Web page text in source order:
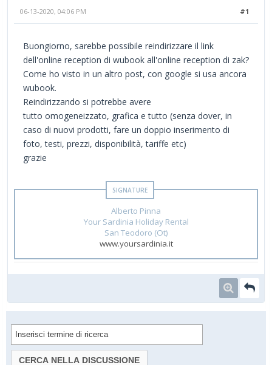
#1
06-13-2020, 04:06 PM
Buongiorno, sarebbe possibile reindirizzare il link
dell'online reception di wubook all'online reception di zak?
Come ho visto in un altro post, con google si usa ancora
wubook.
Reindirizzando si potrebbe avere
tutto omogeneizzato, grafica e tutto (senza dover, in
caso di nuovi prodotti, fare un doppio inserimento di
foto, testi, prezzi, disponibilità, tariffe etc)
grazie
Alberto Pinna
Your Sardinia Holiday Rental
San Teodoro (Ot)
www.yoursardinia.it